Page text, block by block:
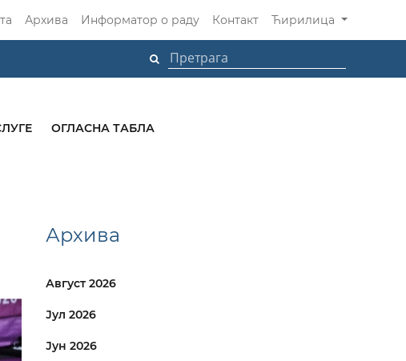
Архива Информатор о раду Контакт Ћирилица
ОГЛАСНА ТАБЛА
Архива
Август 2026
Јул 2026
Јун 2026